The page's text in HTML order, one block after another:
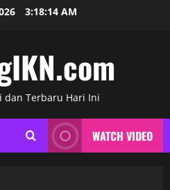
3:18:14 AM
dan Terbaru Hari Ini
WATCH VIDEO